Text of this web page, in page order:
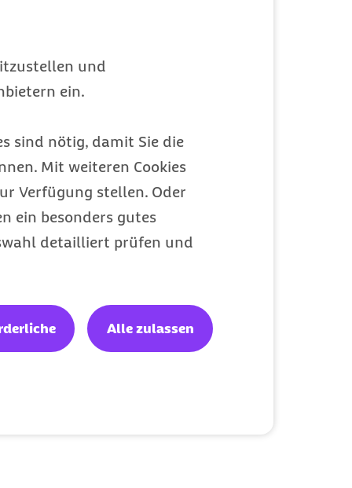
und
ein.
sind nötig, damit Sie die
Mit weiteren Cookies
Verfügung stellen. Oder
ein besonders gutes
detailliert prüfen und
Alle zulassen